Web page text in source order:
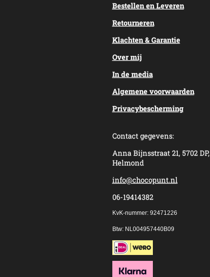
Bestellen en Leveren
Retourneren
Klachten & Garantie
Over mij
In de media
Algemene voorwaarden
Privacybescherming
Contact gegevens:
Anna Bijnsstraat 21, 5702 DP,
Helmond
info@chocopunt.nl
06-19414382
KvK-nummer: 92471226
Btw: NL004957440B09